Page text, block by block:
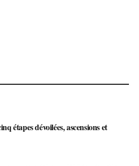
étapes dévoilées, ascensions et